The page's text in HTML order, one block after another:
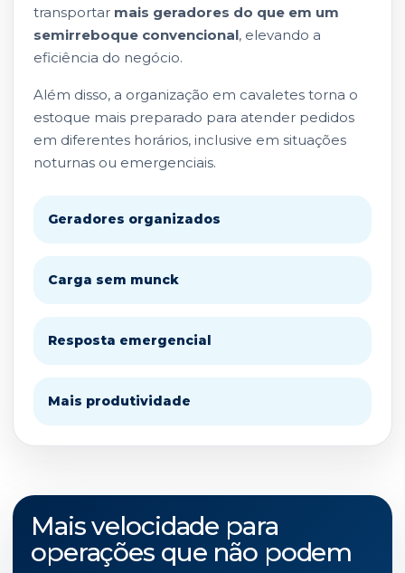
transportar mais geradores do que em um
semirreboque convencional, elevando a
eficiência do negócio.
Além disso, a organização em cavaletes torna o
estoque mais preparado para atender pedidos
em diferentes horários, inclusive em situações
noturnas ou emergenciais.
Geradores organizados
Carga sem munck
Resposta emergencial
Mais produtividade
Mais velocidade para
operações que não podem